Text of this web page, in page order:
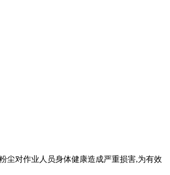
尘对作业人员身体健康造成严重损害,为有效